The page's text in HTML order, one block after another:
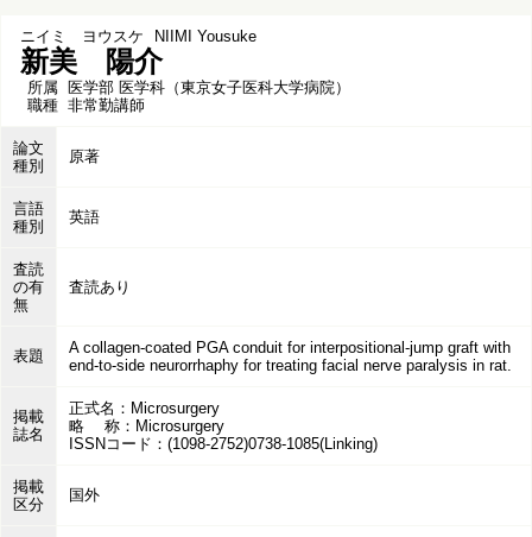
ニイミ ヨウスケ NIIMI Yousuke
新美 陽介
所属 医学部 医学科（東京女子医科大学病院）
職種 非常勤講師
論文
種別
原著
言語
種別
英語
査読
の有
無
査読あり
表題
A collagen-coated PGA conduit for interpositional-jump graft with
end-to-side neurorrhaphy for treating facial nerve paralysis in rat.
掲載
誌名
正式名：Microsurgery
略 称：Microsurgery
ISSNコード：(1098-2752)0738-1085(Linking)
掲載
区分
国外